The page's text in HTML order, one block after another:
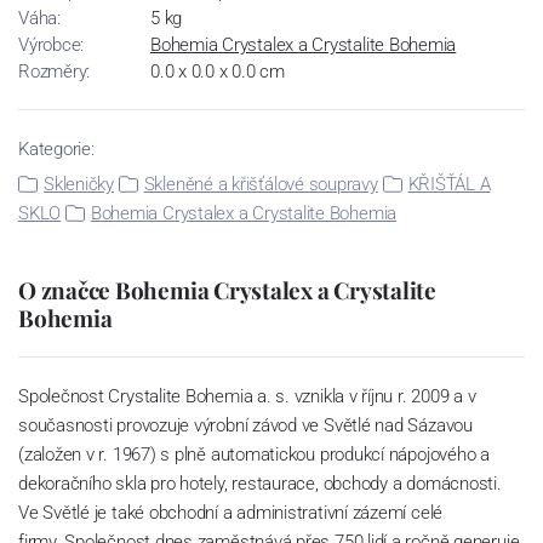
Váha:
5 kg
Výrobce:
Bohemia Crystalex a Crystalite Bohemia
Rozměry:
0.0 x 0.0 x 0.0 cm
Kategorie:
Skleničky
Skleněné a křišťálové soupravy
KŘIŠŤÁL A
SKLO
Bohemia Crystalex a Crystalite Bohemia
O značce Bohemia Crystalex a Crystalite
Bohemia
Společnost Crystalite Bohemia a. s. vznikla v říjnu r. 2009 a v
současnosti provozuje výrobní závod ve Světlé nad Sázavou
(založen v r. 1967) s plně automatickou produkcí nápojového a
dekoračního skla pro hotely, restaurace, obchody a domácnosti.
Ve Světlé je také obchodní a administrativní zázemí celé